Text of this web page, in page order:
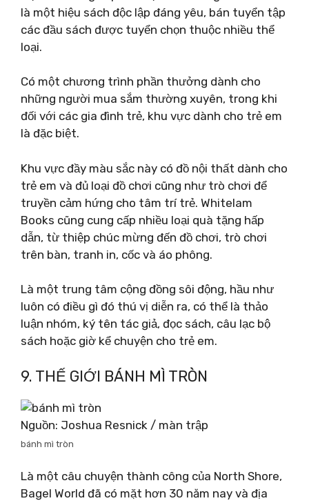
là một hiệu sách độc lập đáng yêu, bán tuyển tập
các đầu sách được tuyển chọn thuộc nhiều thể
loại.
Có một chương trình phần thưởng dành cho
những người mua sắm thường xuyên, trong khi
đối với các gia đình trẻ, khu vực dành cho trẻ em
là đặc biệt.
Khu vực đầy màu sắc này có đồ nội thất dành cho
trẻ em và đủ loại đồ chơi cũng như trò chơi để
truyền cảm hứng cho tâm trí trẻ. Whitelam
Books cũng cung cấp nhiều loại quà tặng hấp
dẫn, từ thiệp chúc mừng đến đồ chơi, trò chơi
trên bàn, tranh in, cốc và áo phông.
Là một trung tâm cộng đồng sôi động, hầu như
luôn có điều gì đó thú vị diễn ra, có thể là thảo
luận nhóm, ký tên tác giả, đọc sách, câu lạc bộ
sách hoặc giờ kể chuyện cho trẻ em.
9. THẾ GIỚI BÁNH MÌ TRÒN
Nguồn: Joshua Resnick / màn trập
bánh mì tròn
Là một câu chuyện thành công của North Shore,
Bagel World đã có mặt hơn 30 năm nay và địa